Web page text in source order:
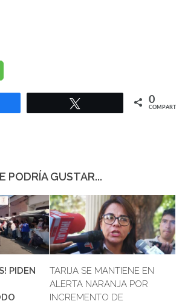
0
COMPARTIR
PODRÍA GUSTAR...
PIDEN
TARIJA SE MANTIENE EN
ALERTA NARANJA POR
INCREMENTO DE